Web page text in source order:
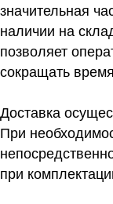
значительная
наличии на
позволяет
сокращать
Доставка
При
при